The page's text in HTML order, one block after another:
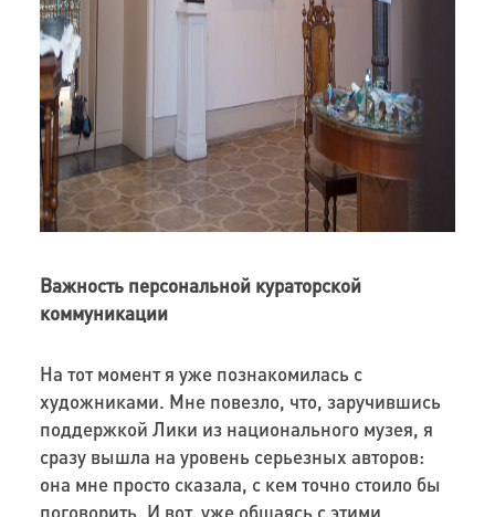
Важность персональной кураторской
коммуникации
На тот момент я уже познакомилась с
художниками. Мне повезло, что, заручившись
поддержкой Лики из национального музея, я
сразу вышла на уровень серьезных авторов:
она мне просто сказала, с кем точно стоило бы
поговорить. И вот, уже общаясь с этими